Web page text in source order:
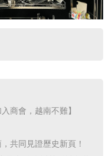
商會，越南不難】
共同見證歷史新頁！